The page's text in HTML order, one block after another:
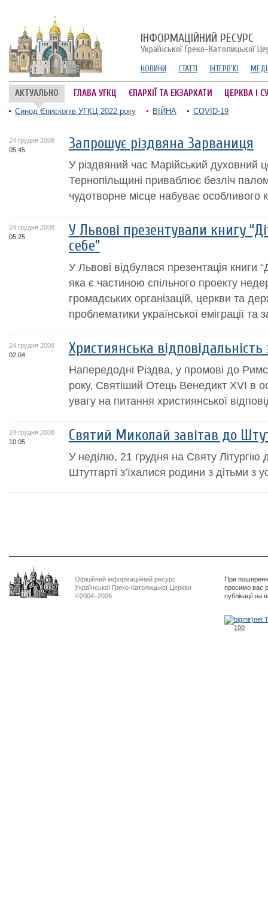
ІНФОРМАЦІЙНИЙ РЕСУРС
Української Греко-Католицької
НОВИНИ СТАТТІ ІНТЕРВ'Ю
АКТУАЛЬНО ГЛАВА УГКЦ ЄПАРХІЇ ТА ЕКЗАРХАТИ ЦЕРКВА І
Синод Єпископів УГКЦ 2022 року ВІЙНА COVID-19
24 грудня 2008
05:45
Запрошує різдвяна Зарваниця
У різдвяний час Марійський духовний
Тернопільщині приваблює безліч
чудотворне місце набуває особливого
24 грудня 2008
05:25
У Львові презентували книгу
себе”
У Львові відбулася презентація книги
яка є частиною спільного проекту
громадських організацій, церкви та
проблематики української еміграції та
24 грудня 2008
02:04
Християнська
Напередодні Різдва, у промові до
року, Святіший Отець Венедикт XVI в
увагу на питання християнської
24 грудня 2008
10:05
Святий Миколай завітав до
У неділю, 21 грудня на Святу Літургію
Штутгарті з’їхалися родини з дітьми з
Офіційний інформаційний ресурс
Української Греко-Католицької Церкви
©2004–2026
При
просимо вас
публікації на